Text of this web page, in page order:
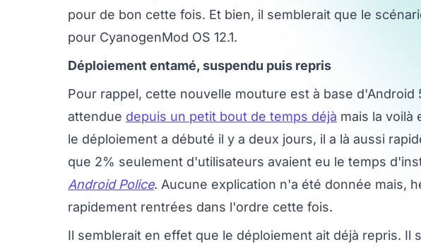
pour de bon cette fois. Et bien, il semblerait que le
pour CyanogenMod OS 12.1.
Déploiement entamé, suspendu puis repris
Pour rappel, cette nouvelle mouture est à base d'Android
attendue depuis un petit bout de temps déjà mais la voilà
le déploiement a débuté il y a deux jours, il a là aussi
que 2% seulement d'utilisateurs avaient eu le temps
Android Police. Aucune explication n'a été donnée mais,
rapidement rentrées dans l'ordre cette fois.
Il semblerait en effet que le déploiement ait déjà repris. Il